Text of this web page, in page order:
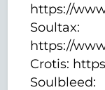
https://
Soultax:
https://
Crotis:
Soulbleed: